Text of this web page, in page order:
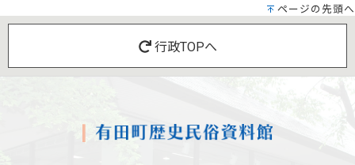
ページの先頭へ
行政TOPへ